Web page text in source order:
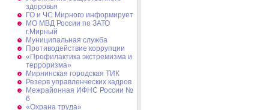
здоровья
ГО и ЧС Мирного информирует
МО МВД России по ЗАТО
г.Мирный
Муниципальная cлужба
Противодействие коррупции
«Профилактика экстремизма и
терроризма»
Мирнинская городская ТИК
Резерв управленческих кадров
Межрайонная ИФНС России №
6
«Охрана труда»